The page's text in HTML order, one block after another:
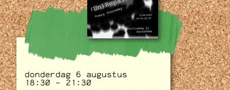
donderdag 6 augustus
18:30 - 21:30